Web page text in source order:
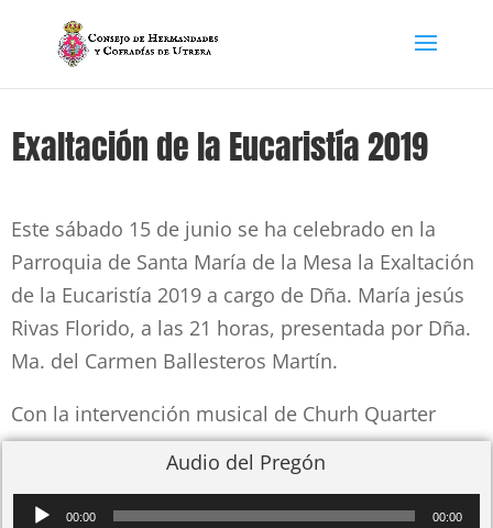
Exaltación de la Eucaristía 2019
Este sábado 15 de junio se ha celebrado en la
Parroquia de Santa María de la Mesa la Exaltación
de la Eucaristía 2019 a cargo de Dña. María jesús
Rivas Florido, a las 21 horas, presentada por Dña.
Ma. del Carmen Ballesteros Martín.
Con la intervención musical de Churh Quarter
Audio del Pregón
Reproductor
00:00 00:00